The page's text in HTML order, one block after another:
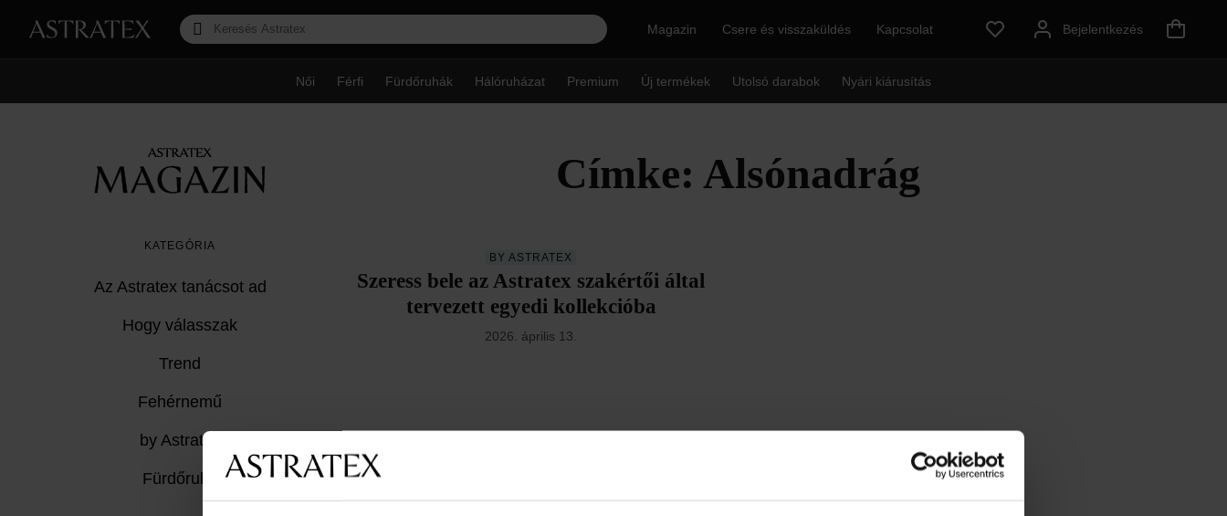
Magazin Csere és visszaküldés Kapcsolat Bejelentkezés
Női Férfi Fürdőruhák Hálóruházat Premium Új termékek Utolsó darabok Nyári kiárusítás
KATEGÓRIA
Az Astratex tanácsot ad
Hogy válasszak
Trend
Fehérnemű
by Astratex
Fürdőruha
Címke: Alsónadrág
BY ASTRATEX
Szeress bele az Astratex szakértői által
tervezett egyedi kollekcióba
2026. április 13.